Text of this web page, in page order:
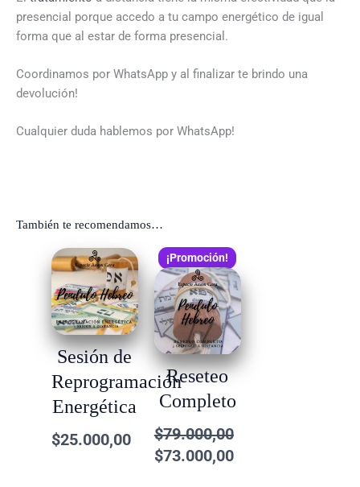
presencial porque accedo a tu campo energético de igual
forma que al estar de forma presencial.
Coordinamos por WhatsApp y al finalizar te brindo una
devolución!
Cualquier duda hablemos por WhatsApp!
También te recomendamos…
Sesión de
Reprogramación
Energética
$25.000,00
¡Promoción!
Reseteo
Completo
$79.000,00
El
precio
original
era:
$79.000,00.
$73.000,00
El
precio
actual
es:
$73.000,00.